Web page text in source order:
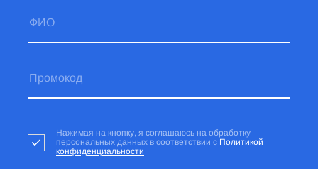
Нажимая на кнопку, я соглашаюсь на обработку
персональных данных в соответствии с Политикой
конфиденциальности